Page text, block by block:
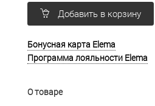
Добавить в корзину
Бонусная карта Elema
Программа лояльности Elema
О товаре